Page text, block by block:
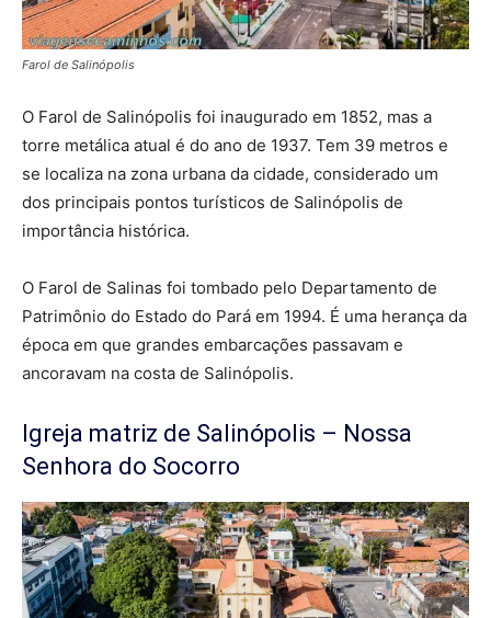
Farol de Salinópolis
O Farol de Salinópolis foi inaugurado em 1852, mas a
torre metálica atual é do ano de 1937. Tem 39 metros e
se localiza na zona urbana da cidade, considerado um
dos principais pontos turísticos de Salinópolis de
importância histórica.
O Farol de Salinas foi tombado pelo Departamento de
Patrimônio do Estado do Pará em 1994. É uma herança da
época em que grandes embarcações passavam e
ancoravam na costa de Salinópolis.
Igreja matriz de Salinópolis – Nossa
Senhora do Socorro